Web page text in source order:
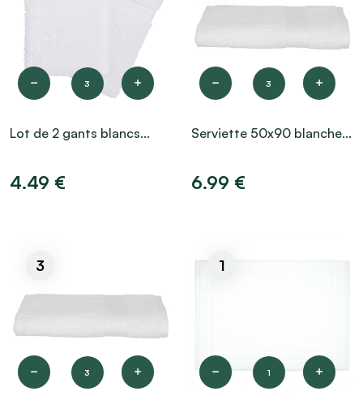
3
Lot de 2 gants blancs...
4.49 €
3
Serviette 50x90 blanche...
6.99 €
3
3
1
1